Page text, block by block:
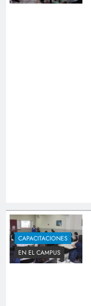
CAPACITACIONES
EN EL CAMPUS